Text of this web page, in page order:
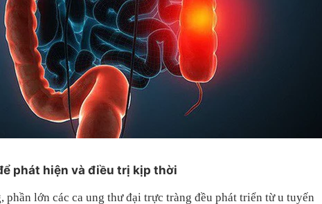
phát hiện và điều trị kịp thời
phần lớn các ca ung thư đại trực tràng đều phát triển từ u tuyến